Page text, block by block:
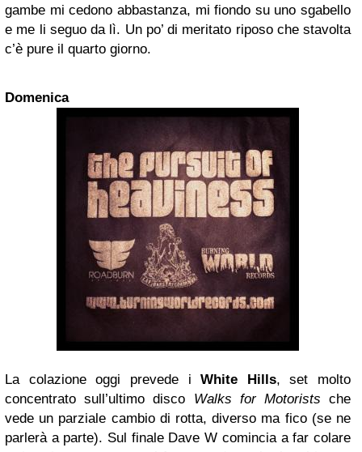
gambe mi cedono abbastanza, mi fiondo su uno sgabello
e me li seguo da lì. Un po’ di meritato riposo che stavolta
c’è pure il quarto giorno.
Domenica
La colazione oggi prevede iWhite Hills, set molto
concentrato sull’ultimo disco Walks for Motorists che
vede un parziale cambio di rotta, diverso ma fico (se ne
parlerà a parte). Sul finale Dave W comincia a far colare